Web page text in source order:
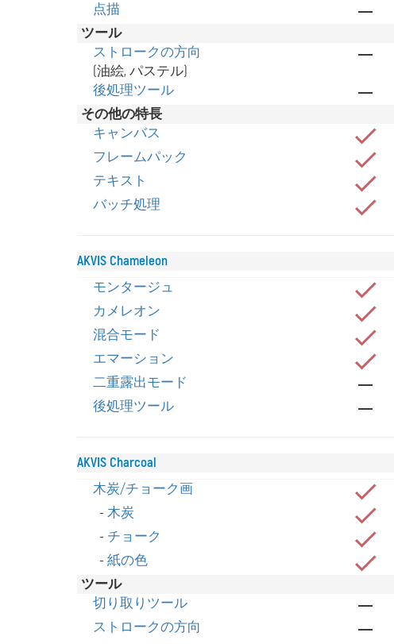
点描
ツール
ストロークの方向
(油絵, パステル)
後処理ツール
その他の特長
キャンバス
フレームパック
テキスト
バッチ処理
AKVIS Chameleon
モンタージュ
カメレオン
混合モード
エマーション
二重露出モード
後処理ツール
AKVIS Charcoal
木炭/チョーク画
- 木炭
- チョーク
- 紙の色
ツール
切り取りツール
ストロークの方向